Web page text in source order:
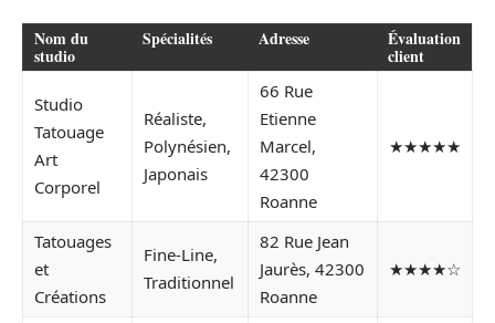
Nom du
studio
Spécialités Adresse Évaluation
client
Studio
Tatouage
Art
Corporel
Réaliste,
Polynésien,
Japonais
66 Rue
Etienne
Marcel,
42300
Roanne
★★★★★
Tatouages
et
Créations
Fine-Line,
Traditionnel
82 Rue Jean
Jaurès, 42300
Roanne
★★★★☆